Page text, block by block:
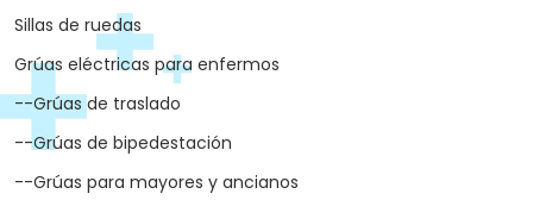
Sillas de ruedas
Grúas eléctricas para enfermos
--Grúas de traslado
--Grúas de bipedestación
--Grúas para mayores y ancianos